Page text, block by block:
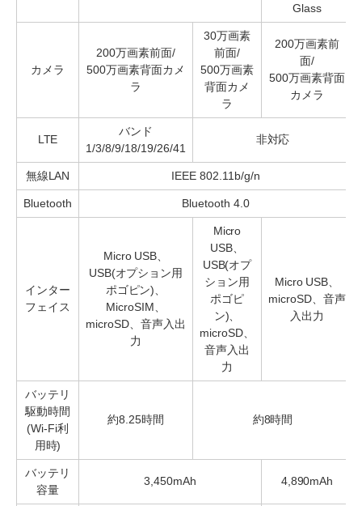
Glass
カメラ
200万画素前面/
500万画素背面カメ
ラ
30万画素
前面/
500万画素
背面カメ
ラ
200万画素前
面/
500万画素背面
カメラ
LTE
バンド
1/3/8/9/18/19/26/41
非対応
無線LAN IEEE 802.11b/g/n
Bluetooth Bluetooth 4.0
インター
フェイス
Micro USB、
USB(オプション用
ポゴピン)、
MicroSIM、
microSD、音声入出
力
Micro
USB、
USB(オプ
ション用
ポゴピ
ン)、
microSD、
音声入出
力
Micro USB、
microSD、音声
入出力
バッテリ
駆動時間
(Wi-Fi利
用時)
約8.25時間 約8時間
バッテリ
容量
3,450mAh 4,890mAh